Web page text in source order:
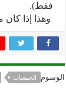
فقط).
وهذا إذا
الوسوم الجمعيات